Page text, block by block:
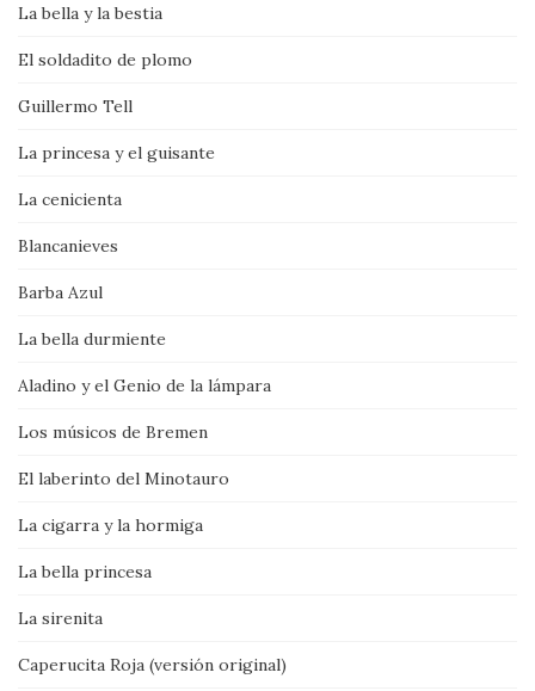
La bella y la bestia
El soldadito de plomo
Guillermo Tell
La princesa y el guisante
La cenicienta
Blancanieves
Barba Azul
La bella durmiente
Aladino y el Genio de la lámpara
Los músicos de Bremen
El laberinto del Minotauro
La cigarra y la hormiga
La bella princesa
La sirenita
Caperucita Roja (versión original)